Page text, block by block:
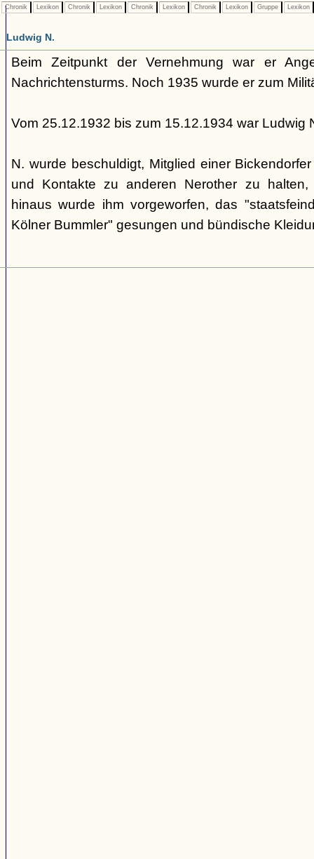
Chronik Lexikon Chronik Lexikon Chronik Lexikon Chronik Lexikon Gruppe Lexikon
Ludwig N.
Beim Zeitpunkt der Vernehmung war er
Nachrichtensturms. Noch 1935 wurde er zum
Vom 25.12.1932 bis zum 15.12.1934 war Ludwig
N. wurde beschuldigt, Mitglied einer
und Kontakte zu anderen Nerother zu
hinaus wurde ihm vorgeworfen, das
Kölner Bummler" gesungen und bündische